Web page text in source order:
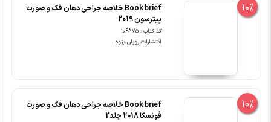
10%
Book brief خلاصه جراحی دهان فک و صورت
پیترسون 2019
کد کتاب : 106875
انتشارات رویان پژوه
10%
Book brief خلاصه جراحی دهان فک و صورت
فونسکا 2018 جلد2